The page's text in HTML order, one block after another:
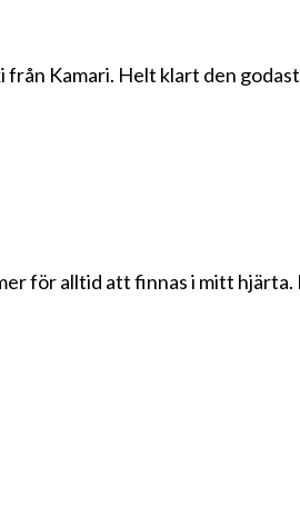
Kamari. Helt klart den
för alltid att finnas i mitt